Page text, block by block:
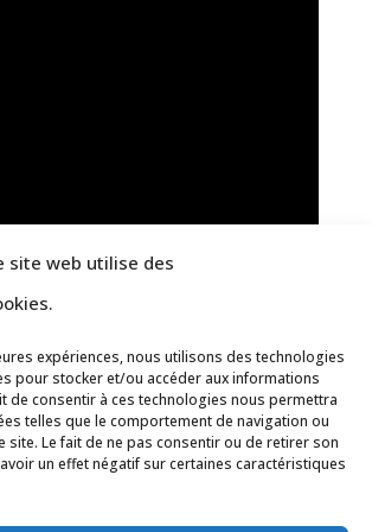
site web utilise des
expériences, nous utilisons des technologies
pour stocker et/ou accéder aux informations
de consentir à ces technologies nous permettra
telles que le comportement de navigation ou
site. Le fait de ne pas consentir ou de retirer son
un effet négatif sur certaines caractéristiques